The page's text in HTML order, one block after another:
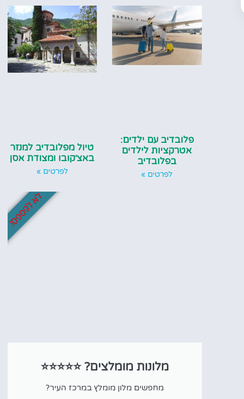
פלובדיב עם ילדים:
אטרקציות לילדים
בפלובדיב
לפרטים »
טיול מפלובדיב למנזר
באצ׳קובו ומצודת אסן
לפרטים »
מלונות מומלצים? ⭐⭐⭐⭐⭐
מחפשים מלון מומלץ במרכז העיר?
לא לפספס!